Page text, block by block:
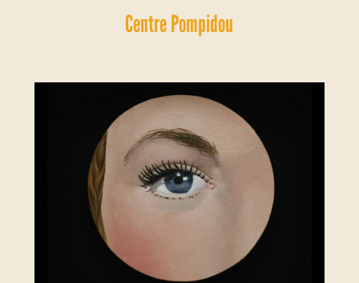
Centre Pompidou